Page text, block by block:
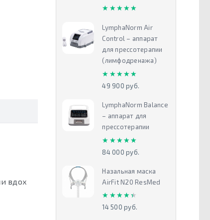
вдох
★★★★★
★★★★★
LymphaNorm Air
Control – аппарат
для прессотерапии
(лимфодренажа)
★★★★★
★★★★★
49 900 руб.
LymphaNorm Balance
– аппарат для
прессотерапии
★★★★★
★★★★★
84 000 руб.
Назальная маска
AirFit N20 ResMed
★★★★★
★★★★★
14 500 руб.